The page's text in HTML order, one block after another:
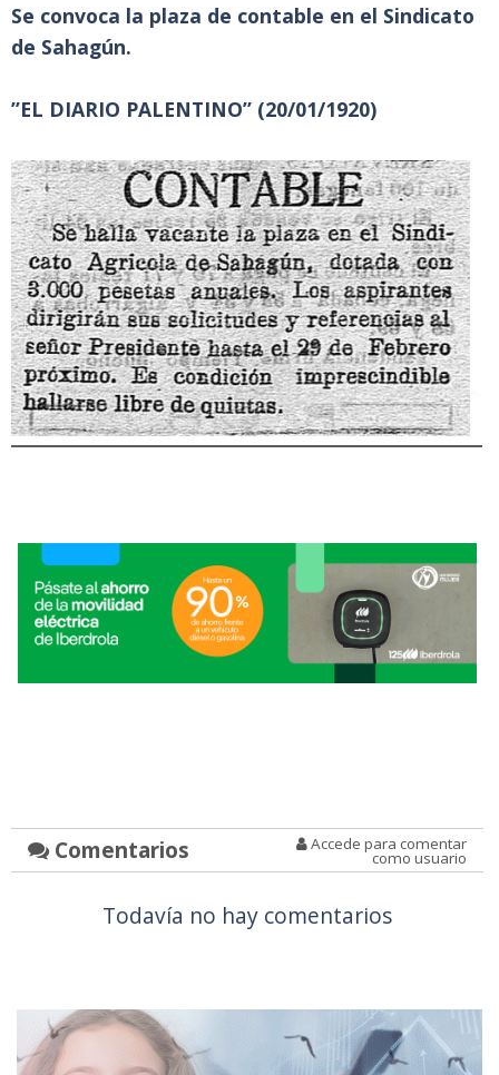
Se convoca la plaza de contable en el Sindicato
de Sahagún.
”EL DIARIO PALENTINO” (20/01/1920)
Comentarios Accede para comentar
como usuario
Todavía no hay comentarios